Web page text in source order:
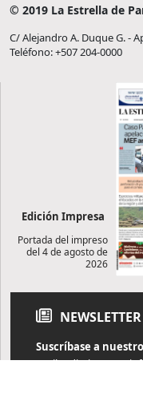
© 2019 La Estrella de
C/ Alejandro A. Duque G. -
Teléfono: +507 204-0000
Edición Impresa
Portada del impreso
del 4 de agosto de
2026
NEWSLETTER
Suscríbase a
Reciba diariamente